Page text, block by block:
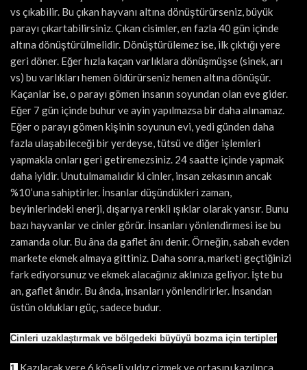
vs çıkabilir. Bu çıkan hayvanı altına dönüştürürseniz, büyük
parayı çıkartabilirsiniz. Çıkan cisimler, en fazla 40 gün içinde
altına dönüştürülmelidir. Dönüştürülemez ise, ilk çıktığı yere
geri döner. Eğer hızla kaçan varlıklara dönüşmüşse (sinek, arı
vs) bu varlıkları hemen öldürürseniz hemen altına dönüşür.
Kaçanlar ise, o parayı gömen insanın soyundan olan eve gider.
Eğer 7 gün içinde buhur ve ayin yapılmazsa bir daha alınamaz.
Eğer o parayı gömen kişinin soyunun evi, yedi günden daha
fazla ulaşabileceği bir yerdeyse, tütsü ve diğer işlemleri
yapmakla onları geri getiremezsiniz. 24 saatte içinde yapmak
daha iyidir. Unutulmamalıdır ki cinler, insan zekasının ancak
%10’una sahiptirler. İnsanlar düşündükleri zaman,
beyinlerindeki enerji, dışarıya renkli ışıklar olarak yansır. Bunu
bazı hayvanlar ve cinler görür. İnsanları yönlendirmesi ise bu
zamanda olur. Bu âna da gaflet ânı denir. Örneğin, sabah evden
markete ekmek almaya gittiniz. Daha sonra, marketi geçtiğinizi
fark ediyorsunuz ve ekmek alacağınız aklınıza geliyor. İşte bu
an, gaflet ânıdır. Bu ânda, insanları yönlendirirler. İnsandan
üstün oldukları güç, sadece budur.
Cinleri uzaklaştırmak ve bölgedeki büyüyü bozma için tertipler
Kazılacak yere 6 köşeli yıldız çizmek ve ortasını kazılınca